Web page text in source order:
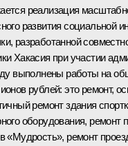
реализация
развития социальной
разработанной
Хакасия при участии
выполнены работы на
рублей: это ремонт,
ремонт здания
оборудования, ремонт
«Мудрость», ремонт